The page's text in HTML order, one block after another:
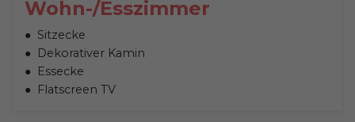
Wohn-/Esszimmer
Sitzecke
Dekorativer Kamin
Essecke
Flatscreen TV